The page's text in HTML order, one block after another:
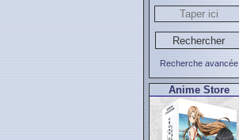
Recherche avancée
Anime Store